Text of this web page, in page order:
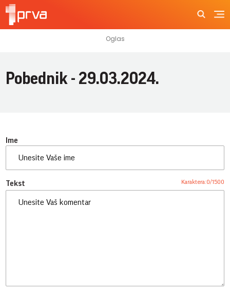
Pobednik - 29.03.2024.
Ime
Tekst Karaktera:0/1500